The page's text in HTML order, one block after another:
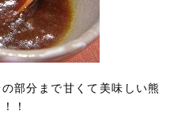
部分まで甘くて美味しい熊
！